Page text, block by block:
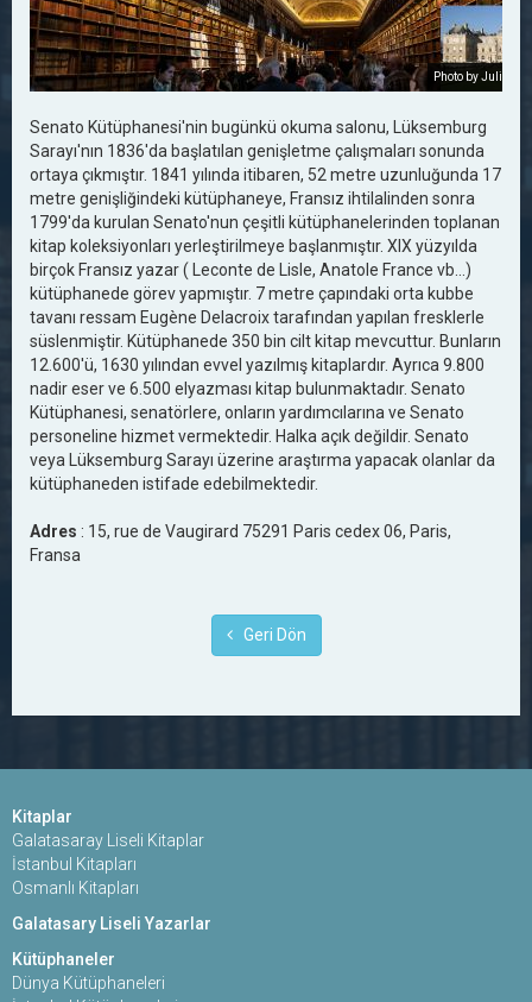
Photo by Julian /
Senato Kütüphanesi'nin bugünkü okuma salonu, Lüksemburg
Sarayı'nın 1836'da başlatılan genişletme çalışmaları sonunda
ortaya çıkmıştır. 1841 yılında itibaren, 52 metre uzunluğunda 17
metre genişliğindeki kütüphaneye, Fransız ihtilalinden sonra
1799'da kurulan Senato'nun çeşitli kütüphanelerinden toplanan
kitap koleksiyonları yerleştirilmeye başlanmıştır. XIX yüzyılda
birçok Fransız yazar ( Leconte de Lisle, Anatole France vb…)
kütüphanede görev yapmıştır. 7 metre çapındaki orta kubbe
tavanı ressam Eugène Delacroix tarafından yapılan fresklerle
süslenmiştir. Kütüphanede 350 bin cilt kitap mevcuttur. Bunların
12.600'ü, 1630 yılından evvel yazılmış kitaplardır. Ayrıca 9.800
nadir eser ve 6.500 elyazması kitap bulunmaktadır. Senato
Kütüphanesi, senatörlere, onların yardımcılarına ve Senato
personeline hizmet vermektedir. Halka açık değildir. Senato
veya Lüksemburg Sarayı üzerine araştırma yapacak olanlar da
kütüphaneden istifade edebilmektedir.
Adres : 15, rue de Vaugirard 75291 Paris cedex 06, Paris,
Fransa
Geri Dön
Kitaplar
Galatasaray Liseli Kitaplar
İstanbul Kitapları
Osmanlı Kitapları
Galatasary Liseli Yazarlar
Kütüphaneler
Dünya Kütüphaneleri